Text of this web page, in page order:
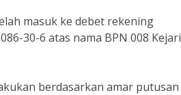
masuk ke debet rekening
30-6 atas nama BPN 008 Kejari
berdasarkan amar putusan